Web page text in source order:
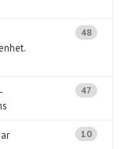
48
47
10